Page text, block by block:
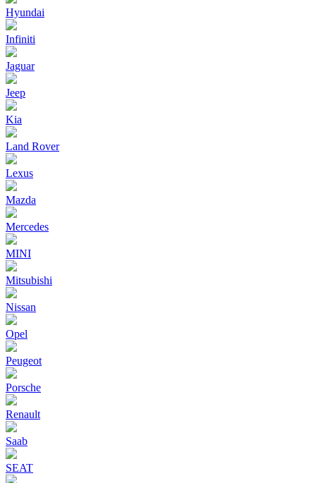
Hyundai
Infiniti
Jaguar
Jeep
Kia
Land Rover
Lexus
Mazda
Mercedes
MINI
Mitsubishi
Nissan
Opel
Peugeot
Porsche
Renault
Saab
SEAT